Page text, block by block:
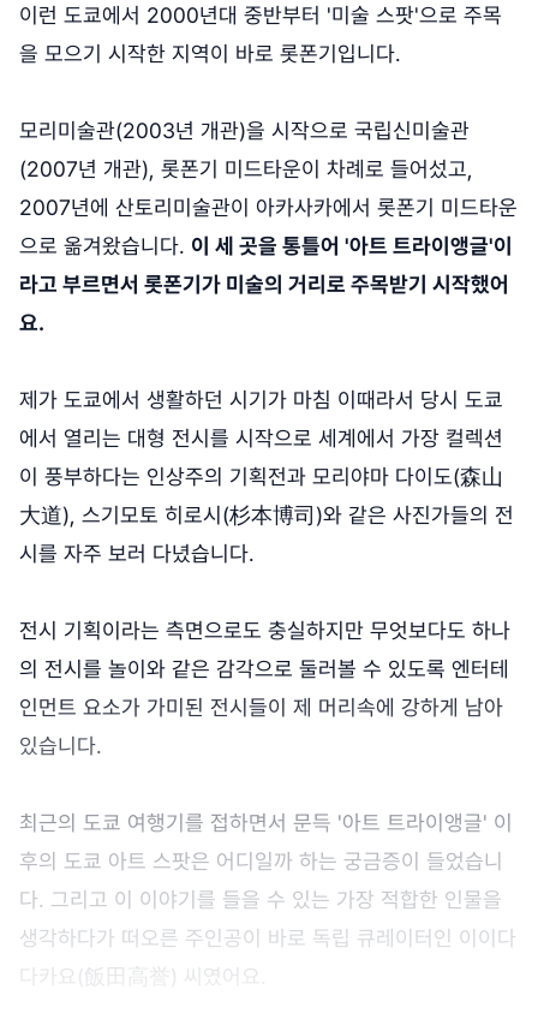
이런 도쿄에서 2000년대 중반부터 '미술 스팟'으로 주목
을 모으기 시작한 지역이 바로 롯폰기입니다.
모리미술관(2003년 개관)을 시작으로 국립신미술관
(2007년 개관), 롯폰기 미드타운이 차례로 들어섰고,
2007년에 산토리미술관이 아카사카에서 롯폰기 미드타운
으로 옮겨왔습니다. 이 세 곳을 통틀어 '아트 트라이앵글'이
라고 부르면서 롯폰기가 미술의 거리로 주목받기 시작했어
요.
제가 도쿄에서 생활하던 시기가 마침 이때라서 당시 도쿄
에서 열리는 대형 전시를 시작으로 세계에서 가장 컬렉션
이 풍부하다는 인상주의 기획전과 모리야마 다이도(森山
大道), 스기모토 히로시(杉本博司)와 같은 사진가들의 전
시를 자주 보러 다녔습니다.
전시 기획이라는 측면으로도 충실하지만 무엇보다도 하나
의 전시를 놀이와 같은 감각으로 둘러볼 수 있도록 엔터테
인먼트 요소가 가미된 전시들이 제 머리속에 강하게 남아
있습니다.
최근의 도쿄 여행기를 접하면서 문득 '아트 트라이앵글' 이
후의 도쿄 아트 스팟은 어디일까 하는 궁금증이 들었습니
다. 그리고 이 이야기를 들을 수 있는 가장 적합한 인물을
생각하다가 떠오른 주인공이 바로 독립 큐레이터인 이이다
다카요(飯田高誉) 씨였어요.